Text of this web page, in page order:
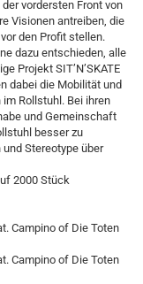
vordersten Front von
Visionen antreiben, die
den Profit stellen.
dazu entschieden, alle
Projekt SIT’N’SKATE
dabei die Mobilität und
Rollstuhl. Bei ihren
und Gemeinschaft
besser zu
Stereotype über
2000 Stück
Campino of Die Toten
Campino of Die Toten